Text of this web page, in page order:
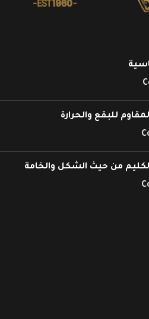
للبقع والحرارة
من حيث الشكل والخامة